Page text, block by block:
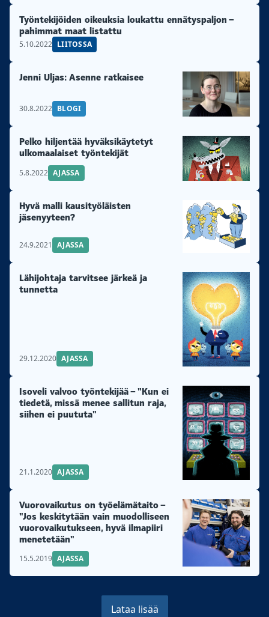
Työntekijöiden oikeuksia loukattu ennätyspaljon –
pahimmat maat listattu
5.10.2022 LIITOSSA
Jenni Uljas: Asenne ratkaisee
30.8.2022 BLOGI
Pelko hiljentää hyväksikäytetyt
ulkomaalaiset työntekijät
5.8.2022 AJASSA
Hyvä malli kausityöläisten
jäsenyyteen?
24.9.2021 AJASSA
Lähijohtaja tarvitsee järkeä ja
tunnetta
29.12.2020 AJASSA
Isoveli valvoo työntekijää – "Kun ei
tiedetä, missä menee sallitun raja,
siihen ei puututa"
21.1.2020 AJASSA
Vuorovaikutus on työelämätaito –
"Jos keskitytään vain muodolliseen
vuorovaikutukseen, hyvä ilmapiiri
menetetään"
15.5.2019 AJASSA
Lataa lisää